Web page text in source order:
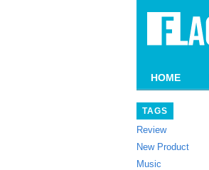
HOME
TAGS
Review
New Product
Music